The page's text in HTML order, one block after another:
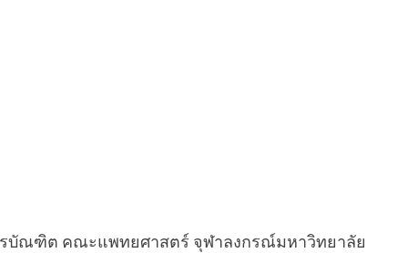
ณฑิต คณะแพทยศาสตร์ จุฬาลงกรณ์มหาวิทยาลัย